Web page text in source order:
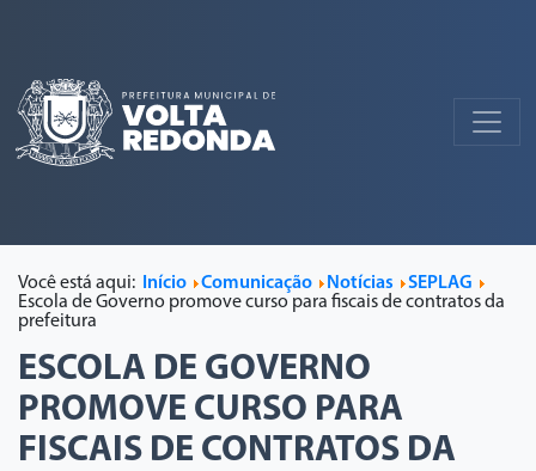
Você está aqui: Início Comunicação Notícias
SEPLAG
Escola de Governo promove curso para fiscais de contratos da
prefeitura
ESCOLA DE GOVERNO
PROMOVE CURSO PARA
FISCAIS DE CONTRATOS DA